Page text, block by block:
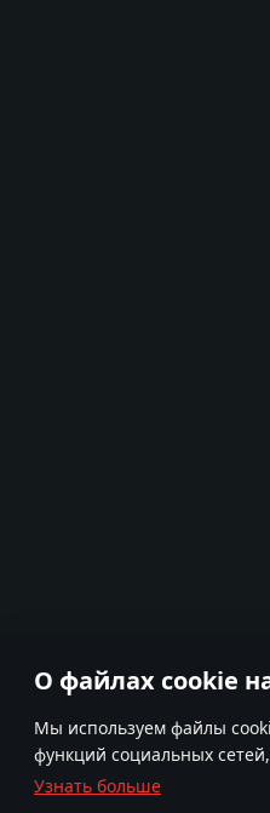
О файлах cookie
Мы используем файлы
функций социальных
Узнать больше